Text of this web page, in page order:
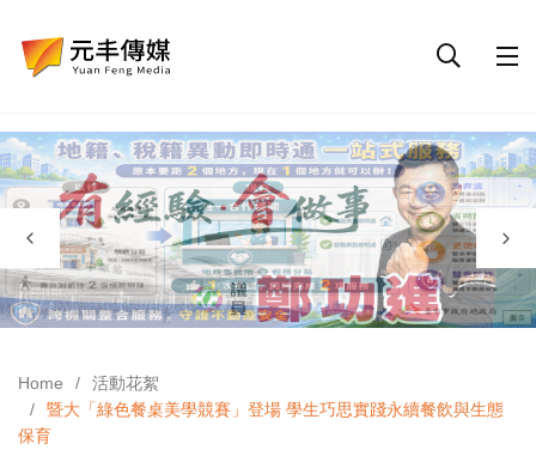
Home
活動花絮
暨大「綠色餐桌美學競賽」登場 學生巧思實踐永續餐飲與生態
保育